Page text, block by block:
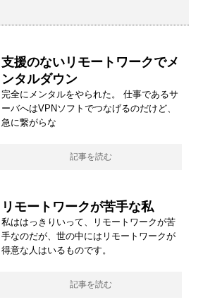
支援のないリモートワークでメ
ンタルダウン
完全にメンタルをやられた。 仕事であるサ
ーバへはVPNソフトでつなげるのだけど、
急に繋がらな
記事を読む
リモートワークが苦手な私
私ははっきりいって、リモートワークが苦
手なのだが、世の中にはリモートワークが
得意な人はいるものです。
記事を読む